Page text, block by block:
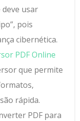
deve usar
pois
cibernética.
PDF Online
que permite
rápida.
PDF para